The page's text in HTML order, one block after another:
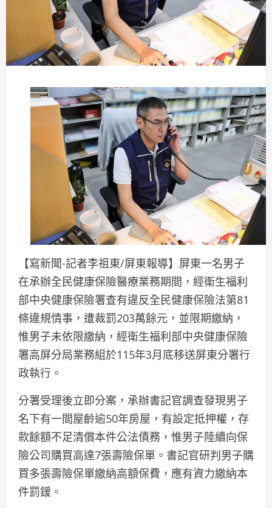
【寫新聞-記者李祖東/屏東報導】屏東一名男子
在承辦全民健康保險醫療業務期間，經衛生福利
部中央健康保險署查有違反全民健康保險法第81
條違規情事，遭裁罰203萬餘元，並限期繳納，
惟男子未依限繳納，經衛生福利部中央健康保險
署高屏分局業務組於115年3月底移送屏東分署行
政執行。
分署受理後立即分案，承辦書記官調查發現男子
名下有一間屋齡逾50年房屋，有設定抵押權，存
款餘額不足清償本件公法債務，惟男子陸續向保
險公司購買高達7張壽險保單。書記官研判男子購
買多張壽險保單繳納高額保費，應有資力繳納本
件罰鍰。